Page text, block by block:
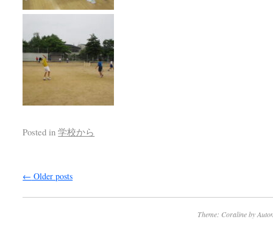
Posted in 学校から
← Older posts
Theme: Coraline by